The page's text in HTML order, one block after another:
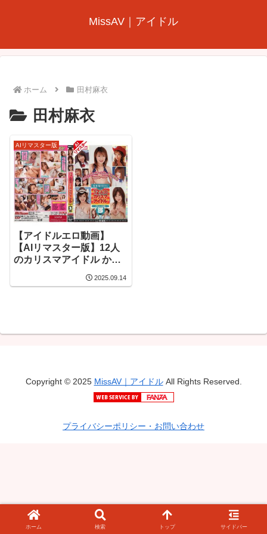
MissAV｜アイドル
ホーム 田村麻衣
田村麻衣
AIリマスター版
【アイドルエロ動画】
【AIリマスター版】12人
のカリスマアイドル かわ
2025.09.14
Copyright © 2025 MissAV｜アイドルAll Rights Reserved.
プライバシーポリシー・お問い合わせ
ホーム 検索 トップ サイドバー